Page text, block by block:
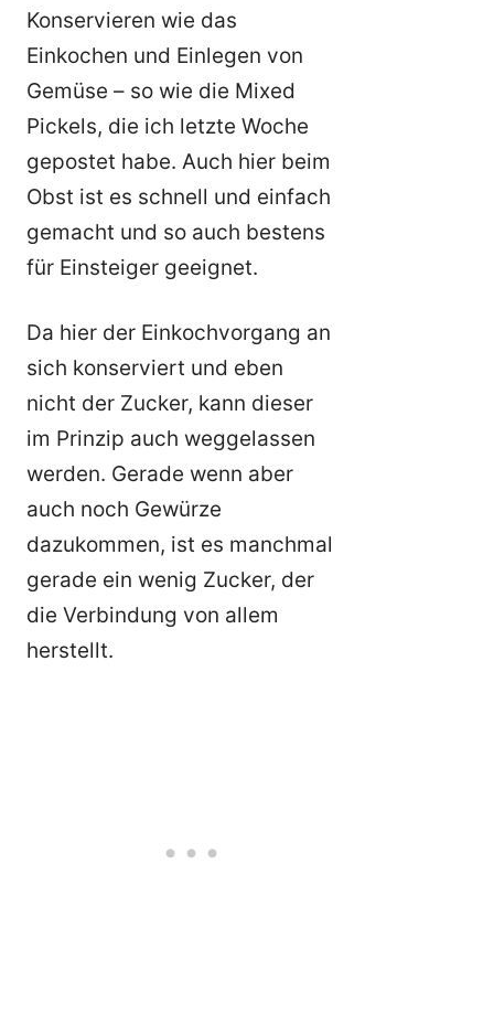
Konservieren wie das
Einkochen und Einlegen von
Gemüse – so wie die Mixed
Pickels, die ich letzte Woche
gepostet habe. Auch hier beim
Obst ist es schnell und einfach
gemacht und so auch bestens
für Einsteiger geeignet.
Da hier der Einkochvorgang an
sich konserviert und eben
nicht der Zucker, kann dieser
im Prinzip auch weggelassen
werden. Gerade wenn aber
auch noch Gewürze
dazukommen, ist es manchmal
gerade ein wenig Zucker, der
die Verbindung von allem
herstellt.